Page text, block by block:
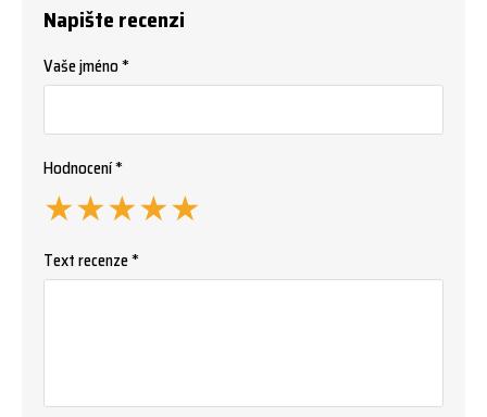
Napište recenzi
Vaše jméno *
Hodnocení *
★
★
★
★
★
Text recenze *